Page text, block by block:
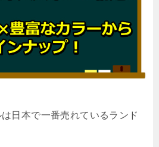
日本で一番売れているランド